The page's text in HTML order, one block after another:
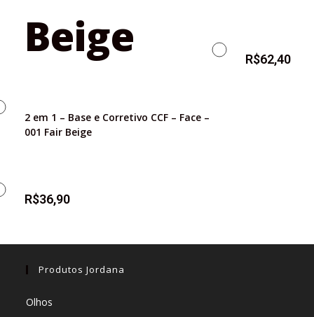
2 em 1 – Base e Corretivo CCF – Face –
001 Fair Beige
R$36,90
R$62,40
Produtos Jordana
Olhos